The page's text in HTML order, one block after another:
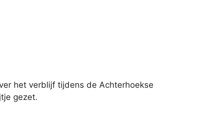
het verblijf tijdens de Achterhoekse
gezet.